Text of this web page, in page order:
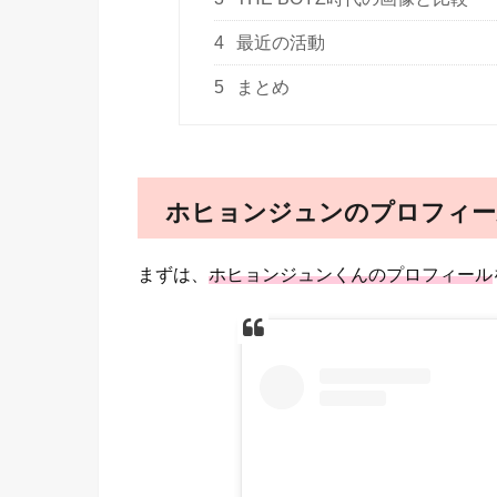
4 最近の活動
5 まとめ
ホヒョンジュンのプロフィ
まずは、 ホヒョンジュンくんのプロフィール